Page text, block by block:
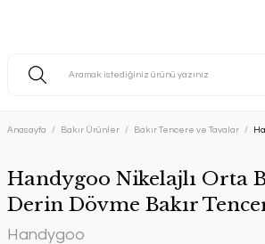
Anasayfa Bakır Ürünler Bakır Tencere ve Tavalar
Handygoo Nikelajlı Orta
Derin Dövme Bakır
Handygoo